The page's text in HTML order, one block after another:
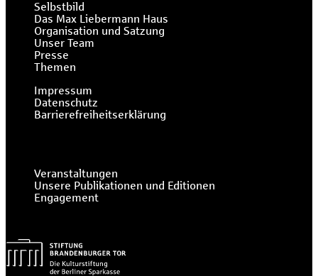
Selbstbild
Das Max Liebermann Haus
Organisation und Satzung
Unser Team
Presse
Themen
Impressum
Datenschutz
Barrierefreiheitserklärung
Veranstaltungen
Unsere Publikationen und Editionen
Engagement